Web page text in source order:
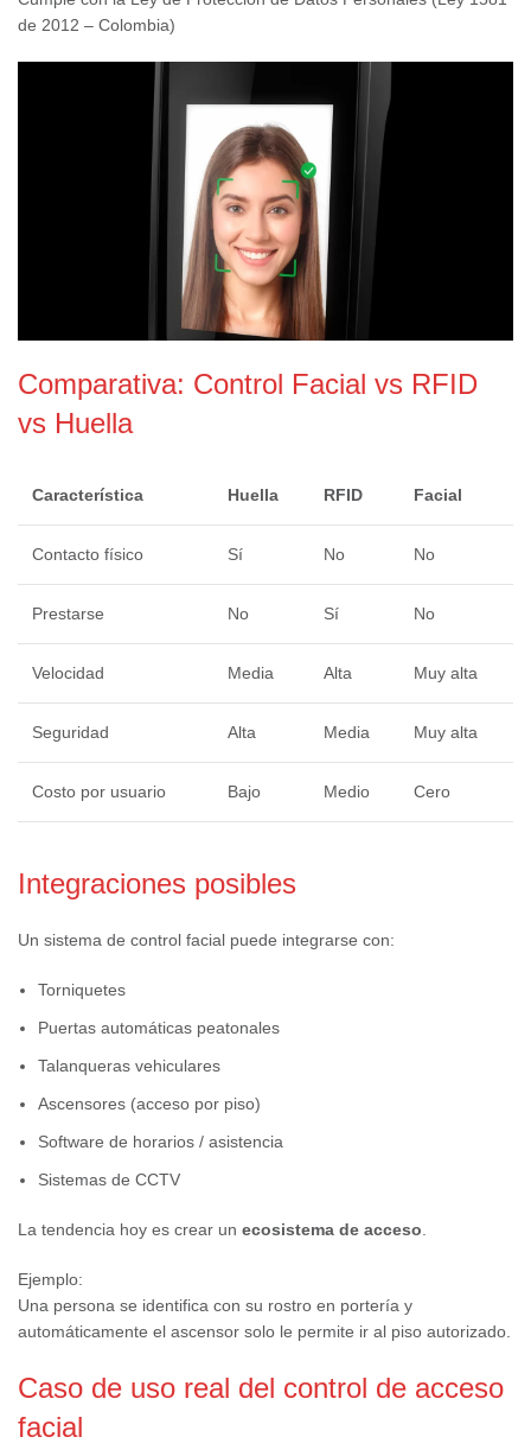
de 2012 – Colombia)
Comparativa: Control Facial vs RFID
vs Huella
Característica Huella RFID Facial
Contacto físico Sí No No
Prestarse No Sí No
Velocidad Media Alta Muy alta
Seguridad Alta Media Muy alta
Costo por usuario Bajo Medio Cero
Integraciones posibles
Un sistema de control facial puede integrarse con:
Torniquetes
Puertas automáticas peatonales
Talanqueras vehiculares
Ascensores (acceso por piso)
Software de horarios / asistencia
Sistemas de CCTV
La tendencia hoy es crear un ecosistema de acceso.
Ejemplo:
Una persona se identifica con su rostro en portería y
automáticamente el ascensor solo le permite ir al piso autorizado.
Caso de uso real del control de acceso
facial